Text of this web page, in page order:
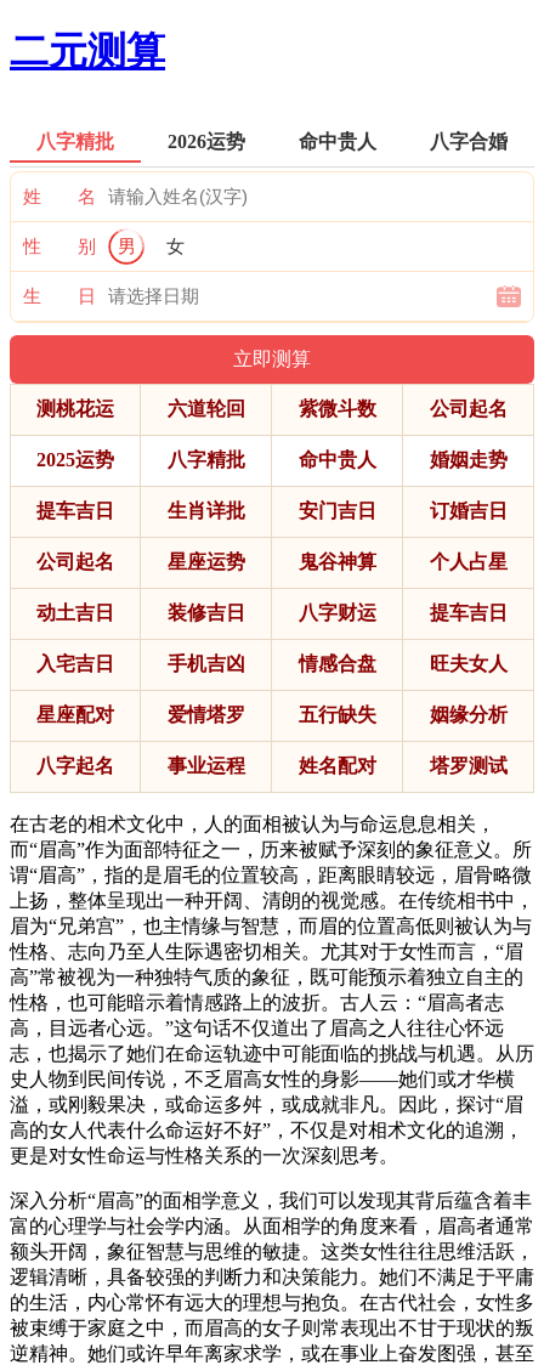
二元测算
八字精批 2026运势 命中贵人 八字合婚
姓 名
性 别 男 女
生 日
测桃花运 六道轮回 紫微斗数 公司起名
2025运势 八字精批 命中贵人 婚姻走势
提车吉日 生肖详批 安门吉日 订婚吉日
公司起名 星座运势 鬼谷神算 个人占星
动土吉日 装修吉日 八字财运 提车吉日
入宅吉日 手机吉凶 情感合盘 旺夫女人
星座配对 爱情塔罗 五行缺失 姻缘分析
八字起名 事业运程 姓名配对 塔罗测试
在古老的相术文化中，人的面相被认为与命运息息相关，
而“眉高”作为面部特征之一，历来被赋予深刻的象征意义。所
谓“眉高”，指的是眉毛的位置较高，距离眼睛较远，眉骨略微
上扬，整体呈现出一种开阔、清朗的视觉感。在传统相书中，
眉为“兄弟宫”，也主情缘与智慧，而眉的位置高低则被认为与
性格、志向乃至人生际遇密切相关。尤其对于女性而言，“眉
高”常被视为一种独特气质的象征，既可能预示着独立自主的
性格，也可能暗示着情感路上的波折。古人云：“眉高者志
高，目远者心远。”这句话不仅道出了眉高之人往往心怀远
志，也揭示了她们在命运轨迹中可能面临的挑战与机遇。从历
史人物到民间传说，不乏眉高女性的身影——她们或才华横
溢，或刚毅果决，或命运多舛，或成就非凡。因此，探讨“眉
高的女人代表什么命运好不好”，不仅是对相术文化的追溯，
更是对女性命运与性格关系的一次深刻思考。
深入分析“眉高”的面相学意义，我们可以发现其背后蕴含着丰
富的心理学与社会学内涵。从面相学的角度来看，眉高者通常
额头开阔，象征智慧与思维的敏捷。这类女性往往思维活跃，
逻辑清晰，具备较强的判断力和决策能力。她们不满足于平庸
的生活，内心常怀有远大的理想与抱负。在古代社会，女性多
被束缚于家庭之中，而眉高的女子则常表现出不甘于现状的叛
逆精神。她们或许早年离家求学，或在事业上奋发图强，甚至